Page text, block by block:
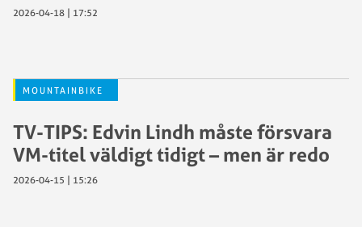
2026-04-18 | 17:52
MOUNTAINBIKE
TV-TIPS: Edvin Lindh måste försvara
VM-titel väldigt tidigt – men är redo
2026-04-15 | 15:26